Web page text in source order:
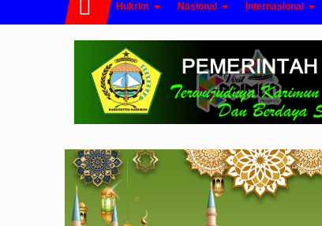
Hukrim Nasional Internasional